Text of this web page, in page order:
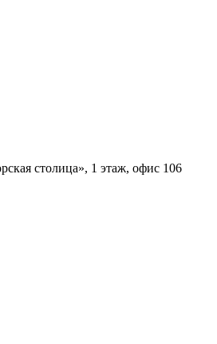
столица», 1 этаж, офис 106